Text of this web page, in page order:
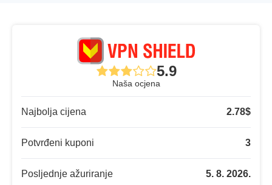
5.9
Naša ocjena
Najbolja cijena 2.78$
Potvrđeni kuponi 3
Posljednje ažuriranje 5. 8. 2026.